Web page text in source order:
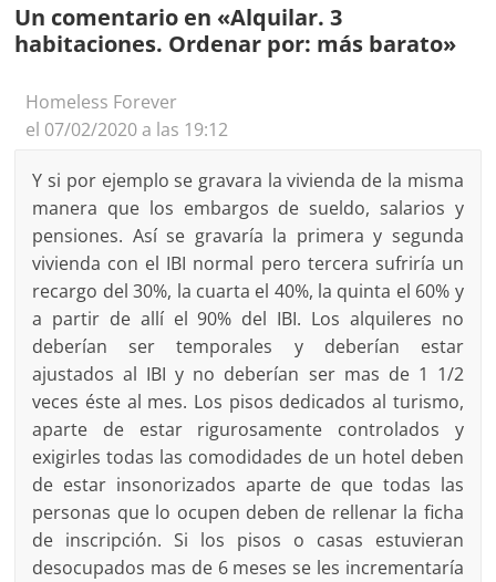
Un comentario en «Alquilar. 3
habitaciones. Ordenar por: más barato»
Homeless Forever
el 07/02/2020 a las 19:12
Y si por ejemplo se gravara la vivienda de la misma
manera que los embargos de sueldo, salarios y
pensiones. Así se gravaría la primera y segunda
vivienda con el IBI normal pero tercera sufriría un
recargo del 30%, la cuarta el 40%, la quinta el 60% y
a partir de allí el 90% del IBI. Los alquileres no
deberían ser temporales y deberían estar
ajustados al IBI y no deberían ser mas de 1 1/2
veces éste al mes. Los pisos dedicados al turismo,
aparte de estar rigurosamente controlados y
exigirles todas las comodidades de un hotel deben
de estar insonorizados aparte de que todas las
personas que lo ocupen deben de rellenar la ficha
de inscripción. Si los pisos o casas estuvieran
desocupados mas de 6 meses se les incrementaría